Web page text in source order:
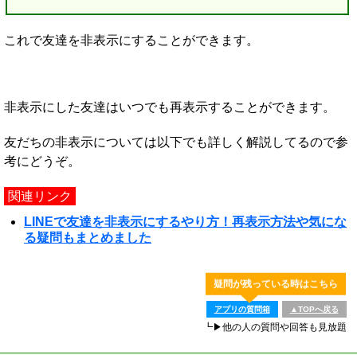
これで友達を非表示にすることができます。
非表示にした友達はいつでも再表示することができます。
友だちの非表示については以下でも詳しく解説してるので参
考にどうぞ。
関連リンク
LINEで友達を非表示にするやり方！再表示方法や気にな
る疑問もまとめました
疑問が残っている時はこちら
アプリの質問箱 ▲TOPへ戻る
┗▶他の人の質問や回答も見放題